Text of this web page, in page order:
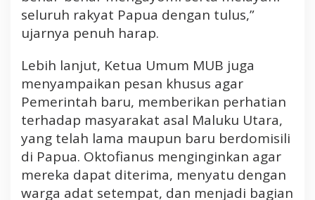
a
m
a
A
t
a
T
e
r
p
i
seluruh rakyat Papua dengan tulus,”
ujarnya penuh harap.
Lebih lanjut, Ketua Umum MUB juga
menyampaikan pesan khusus agar
Pemerintah baru, memberikan perhatian
terhadap masyarakat asal Maluku Utara,
yang telah lama maupun baru berdomisili
di Papua. Oktofianus menginginkan agar
mereka dapat diterima, menyatu dengan
warga adat setempat, dan menjadi bagian